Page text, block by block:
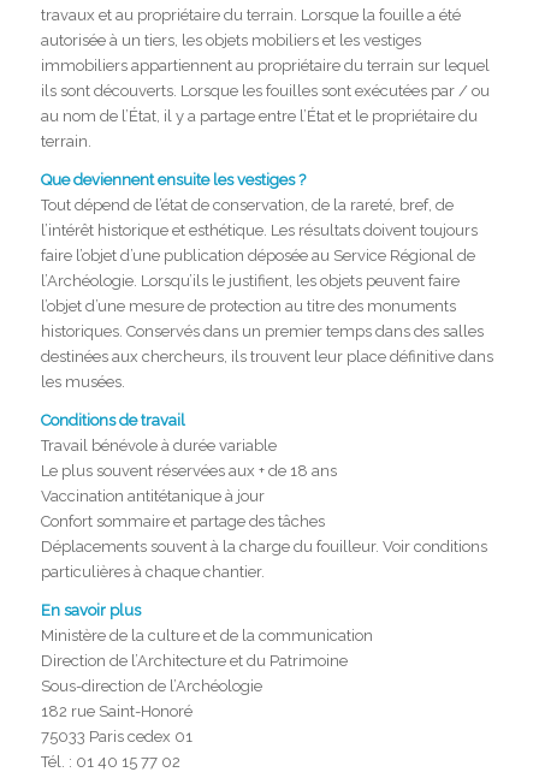
travaux et au propriétaire du terrain. Lorsque la fouille a été
autorisée à un tiers, les objets mobiliers et les vestiges
immobiliers appartiennent au propriétaire du terrain sur lequel
ils sont découverts. Lorsque les fouilles sont exécutées par / ou
au nom de l’État, il y a partage entre l’État et le propriétaire du
terrain.
Que deviennent ensuite les vestiges ?
Tout dépend de l’état de conservation, de la rareté, bref, de
l’intérêt historique et esthétique. Les résultats doivent toujours
faire l’objet d’une publication déposée au Service Régional de
l’Archéologie. Lorsqu’ils le justifient, les objets peuvent faire
l’objet d’une mesure de protection au titre des monuments
historiques. Conservés dans un premier temps dans des salles
destinées aux chercheurs, ils trouvent leur place définitive dans
les musées.
Conditions de travail
Travail bénévole à durée variable
Le plus souvent réservées aux + de 18 ans
Vaccination antitétanique à jour
Confort sommaire et partage des tâches
Déplacements souvent à la charge du fouilleur. Voir conditions
particulières à chaque chantier.
En savoir plus
Ministère de la culture et de la communication
Direction de l’Architecture et du Patrimoine
Sous-direction de l’Archéologie
182 rue Saint-Honoré
75033 Paris cedex 01
Tél. : 01 40 15 77 02